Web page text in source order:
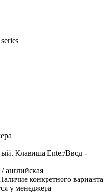
Клавиша Enter/Ввод -
/ английская
конкретного варианта
у менеджера